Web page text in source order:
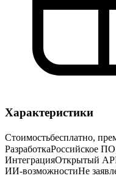
Характеристики
Стоимостьбесплатно,
РазработкаРоссийское
ИнтеграцияОткрытый
ИИ-возможностиНе